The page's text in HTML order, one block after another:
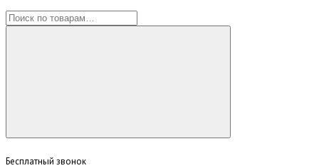
Бесплатный звонок